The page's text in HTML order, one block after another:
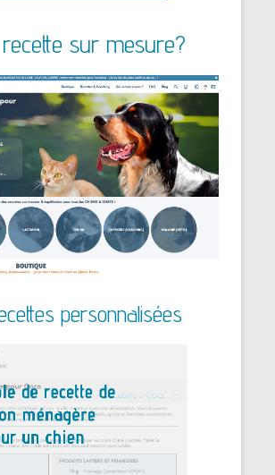
sur mesure?
personnalisées